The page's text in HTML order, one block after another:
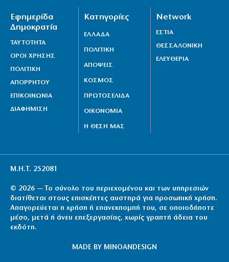
Εφημερίδα
Δημοκρατία
ΤΑΥΤΟΤΗΤΑ
ΟΡΟΙ ΧΡΗΣΗΣ
ΠΟΛΙΤΙΚΗ
ΑΠΟΡΡΗΤΟΥ
ΕΠΙΚΟΙΝΩΝΙΑ
ΔΙΑΦΗΜΙΣΗ
Κατηγορίες
ΕΛΛΑΔΑ
ΠΟΛΙΤΙΚΗ
ΑΠΟΨΕΙΣ
ΚΟΣΜΟΣ
ΠΡΩΤΟΣΕΛΙΔΑ
ΟΙΚΟΝΟΜΙΑ
Η ΘΕΣΗ ΜΑΣ
Network
ΕΣΤΙΑ
ΘΕΣΣΑΛΟΝΙΚΗ
ΕΛΕΥΘΕΡΙΑ
Μ.Η.Τ. 252081
© 2026 — Το σύνολο του περιεχομένου και των υπηρεσιών
διατίθεται στους επισκέπτες αυστηρά για προσωπική χρήση.
Απαγορεύεται η χρήση ή επανεκπομπή του, σε οποιοδήποτε
μέσο, μετά ή άνευ επεξεργασίας, χωρίς γραπτή άδεια του
εκδότη.
MADE BY MINOANDESIGN